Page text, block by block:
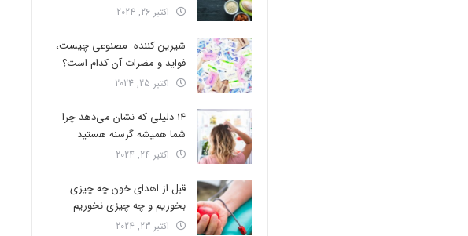
اکتبر 26, 2024
شیرین کننده مصنوعی چیست،
فواید و مضرات آن کدام است؟
اکتبر 25, 2024
14 دلیلی که نشان می‌دهد چرا
شما همیشه گرسنه هستید
اکتبر 24, 2024
قبل از اهدای خون چه چیزی
بخوریم و چه چیزی نخوریم
اکتبر 23, 2024